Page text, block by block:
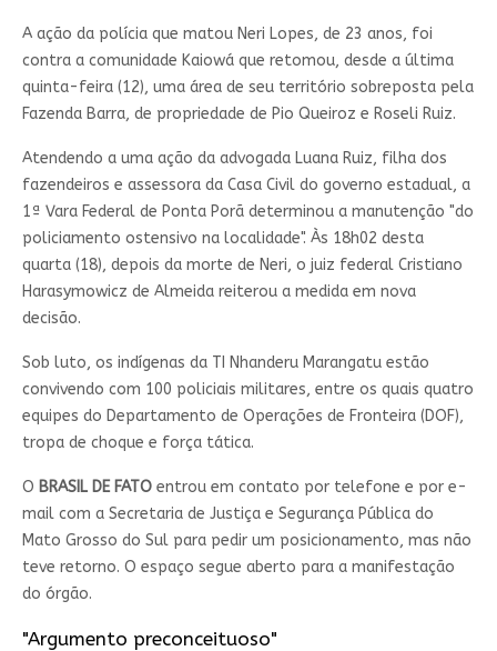
A ação da polícia que matou Neri Lopes, de 23 anos, foi
contra a comunidade Kaiowá que retomou, desde a última
quinta-feira (12), uma área de seu território sobreposta pela
Fazenda Barra, de propriedade de Pio Queiroz e Roseli Ruiz.
Atendendo a uma ação da advogada Luana Ruiz, filha dos
fazendeiros e assessora da Casa Civil do governo estadual, a
1ª Vara Federal de Ponta Porã determinou a manutenção "do
policiamento ostensivo na localidade". Às 18h02 desta
quarta (18), depois da morte de Neri, o juiz federal Cristiano
Harasymowicz de Almeida reiterou a medida em nova
decisão.
Sob luto, os indígenas da TI Nhanderu Marangatu estão
convivendo com 100 policiais militares, entre os quais quatro
equipes do Departamento de Operações de Fronteira (DOF),
tropa de choque e força tática.
O BRASIL DE FATOentrou em contato por telefone e por e-
mail com a Secretaria de Justiça e Segurança Pública do
Mato Grosso do Sul para pedir um posicionamento, mas não
teve retorno. O espaço segue aberto para a manifestação
do órgão.
"Argumento preconceituoso"